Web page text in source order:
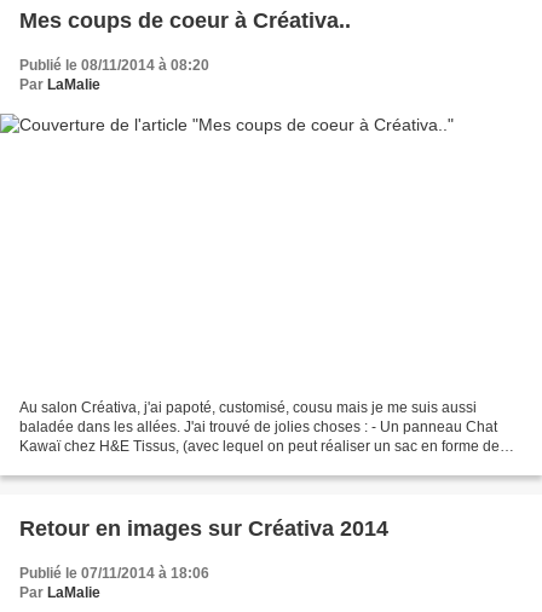
Mes coups de coeur à Créativa..
Publié le 08/11/2014 à 08:20
Par LaMalie
Au salon Créativa, j'ai papoté, customisé, cousu mais je me suis aussi
baladée dans les allées. J'ai trouvé de jolies choses : - Un panneau Chat
Kawaï chez H&E Tissus, (avec lequel on peut réaliser un sac en forme de
Retour en images sur Créativa 2014
Publié le 07/11/2014 à 18:06
Par LaMalie